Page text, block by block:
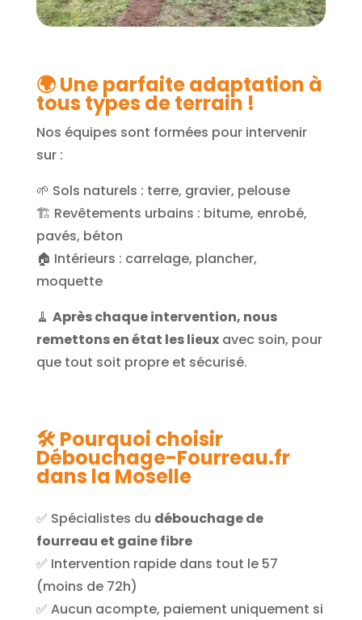
🌍 Une parfaite adaptation à
tous types de terrain !
Nos équipes sont formées pour intervenir
sur :
🌱 Sols naturels : terre, gravier, pelouse
🏗️ Revêtements urbains : bitume, enrobé,
pavés, béton
🏠 Intérieurs : carrelage, plancher,
moquette
🧹 Après chaque intervention, nous
remettons en état les lieuxavec soin, pour
que tout soit propre et sécurisé.
🛠️ Pourquoi choisir
Débouchage-Fourreau.fr
dans la Moselle
✅ Spécialistes du débouchage de
fourreau et gaine fibre
✅ Intervention rapide dans tout le 57
(moins de 72h)
✅ Aucun acompte, paiement uniquement si